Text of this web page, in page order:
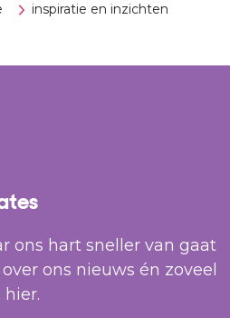
inspiratie en inzichten
ons hart sneller van gaat
ons nieuws én zoveel